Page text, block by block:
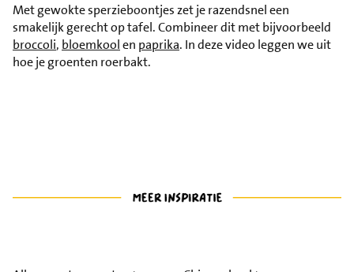
Met gewokte sperzieboontjes zet je razendsnel een
smakelijk gerecht op tafel. Combineer dit met bijvoorbeeld
broccoli, bloemkoolen paprika. In deze video leggen we uit
hoe je groenten roerbakt.